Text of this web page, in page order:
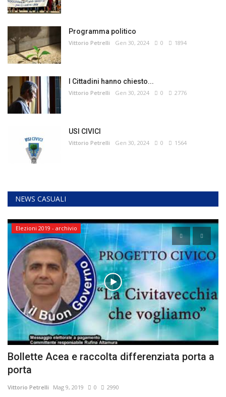
Programma politico
Vittorio Petrelli Gen 30, 2024 0 1894
I Cittadini hanno chiesto...
Vittorio Petrelli Gen 30, 2024 0 2776
USI CIVICI
Vittorio Petrelli Gen 30, 2024 0 1564
NEWS CASUALI
Elezioni 2019 - archivio
Bollette Acea e raccolta differenziata porta a
porta
Vittorio Petrelli Mag 9, 2019 0 2990